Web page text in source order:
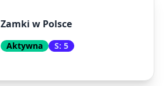
Zamki w Polsce
Aktywna S: 5